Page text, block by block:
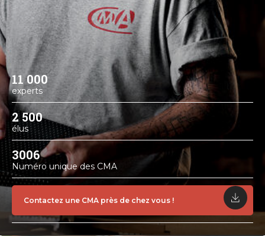
11 000
experts
2 500
élus
3006
Numéro unique des CMA
Contactez une CMA près de chez vous !